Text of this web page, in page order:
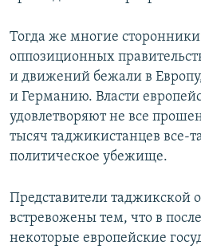
Тогда же многие
оппозиционных
и движений бежали в
и Германию. Власти
удовлетворяют не все
тысяч таджикистанцев все-
политическое убежище.
Представители таджикской
встревожены тем, что в
некоторые европейские